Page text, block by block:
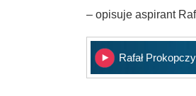
– opisuje aspirant
Rafał